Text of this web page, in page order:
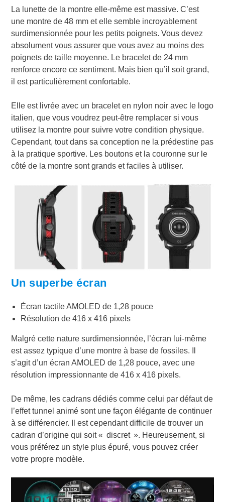
La lunette de la montre elle-même est massive. C’est
une montre de 48 mm et elle semble incroyablement
surdimensionnée pour les petits poignets. Vous devez
absolument vous assurer que vous avez au moins des
poignets de taille moyenne. Le bracelet de 24 mm
renforce encore ce sentiment. Mais bien qu’il soit grand,
il est particulièrement confortable.
Elle est livrée avec un bracelet en nylon noir avec le logo
italien, que vous voudrez peut-être remplacer si vous
utilisez la montre pour suivre votre condition physique.
Cependant, tout dans sa conception ne la prédestine pas
à la pratique sportive. Les boutons et la couronne sur le
côté de la montre sont grands et faciles à utiliser.
Un superbe écran
Écran tactile AMOLED de 1,28 pouce
Résolution de 416 x 416 pixels
Malgré cette nature surdimensionnée, l’écran lui-même
est assez typique d’une montre à base de fossiles. Il
s’agit d’un écran AMOLED de 1,28 pouce, avec une
résolution impressionnante de 416 x 416 pixels.
De même, les cadrans dédiés comme celui par défaut de
l’effet tunnel animé sont une façon élégante de continuer
à se différencier. Il est cependant difficile de trouver un
cadran d’origine qui soit « discret ». Heureusement, si
vous préférez un style plus épuré, vous pouvez créer
votre propre modèle.